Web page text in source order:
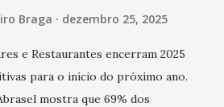
Braga dezembro 25, 2025
e Restaurantes encerram 2025
para o início do próximo ano.
mostra que 69% dos